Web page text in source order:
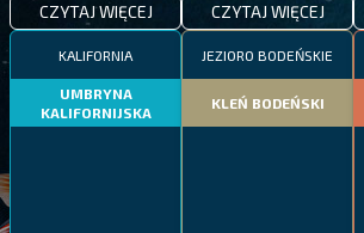
CZYTAJ WIĘCEJ CZYTAJ WIĘCEJ
KALIFORNIA
UMBRYNA
KALIFORNIJSKA
JEZIORO BODEŃSKIE
KLEŃ BODEŃSKI